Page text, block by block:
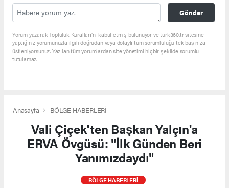
Gönder
Yorum yazarak Topluluk Kuralları’nı kabul etmiş bulunuyor ve turk360.tr sitesine
yaptığınız yorumunuzla ilgili doğrudan veya dolaylı tüm sorumluluğu tek başınıza
üstleniyorsunuz. Yazılan tüm yorumlardan site yönetimi hiçbir şekilde sorumlu
tutulamaz.
Anasayfa BÖLGE HABERLERİ
Vali Çiçek'ten Başkan Yalçın'a
ERVA Övgüsü: "İlk Günden Beri
Yanımızdaydı"
BÖLGE HABERLERİ